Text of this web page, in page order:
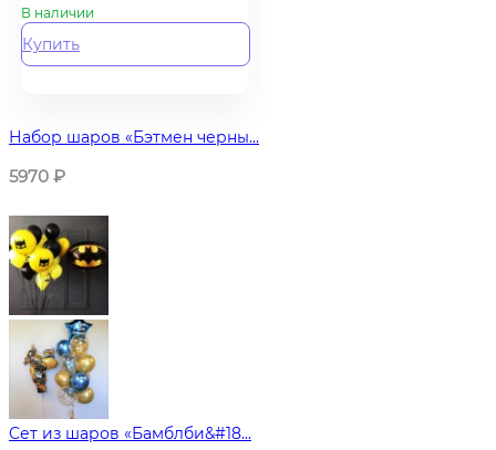
В наличии
Купить
Набор шаров «Бэтмен черны...
5970 ₽
Сет из шаров «Бамблби&#18...